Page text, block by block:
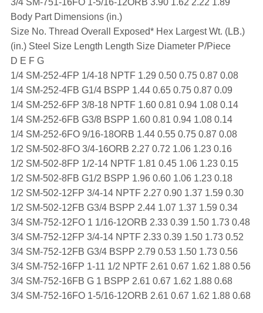
Body Part Dimensions (in.)
Size No. Thread Overall Exposed* Hex Largest Wt. (LB.)
(in.) Steel Size Length Length Size Diameter P/Piece
D E F G
1/4 SM-252-4FP 1/4-18 NPTF 1.29 0.50 0.75 0.87 0.08
1/4 SM-252-4FB G1/4 BSPP 1.44 0.65 0.75 0.87 0.09
1/4 SM-252-6FP 3/8-18 NPTF 1.60 0.81 0.94 1.08 0.14
1/4 SM-252-6FB G3/8 BSPP 1.60 0.81 0.94 1.08 0.14
1/4 SM-252-6FO 9/16-18ORB 1.44 0.55 0.75 0.87 0.08
1/2 SM-502-8FO 3/4-16ORB 2.27 0.72 1.06 1.23 0.16
1/2 SM-502-8FP 1/2-14 NPTF 1.81 0.45 1.06 1.23 0.15
1/2 SM-502-8FB G1/2 BSPP 1.96 0.60 1.06 1.23 0.18
1/2 SM-502-12FP 3/4-14 NPTF 2.27 0.90 1.37 1.59 0.30
1/2 SM-502-12FB G3/4 BSPP 2.44 1.07 1.37 1.59 0.34
3/4 SM-752-12FO 1 1/16-12ORB 2.33 0.39 1.50 1.73 0.48
3/4 SM-752-12FP 3/4-14 NPTF 2.33 0.39 1.50 1.73 0.52
3/4 SM-752-12FB G3/4 BSPP 2.79 0.53 1.50 1.73 0.56
3/4 SM-752-16FP 1-11 1/2 NPTF 2.61 0.67 1.62 1.88 0.56
3/4 SM-752-16FB G 1 BSPP 2.61 0.67 1.62 1.88 0.68
3/4 SM-752-16FO 1-5/16-12ORB 2.61 0.67 1.62 1.88 0.68